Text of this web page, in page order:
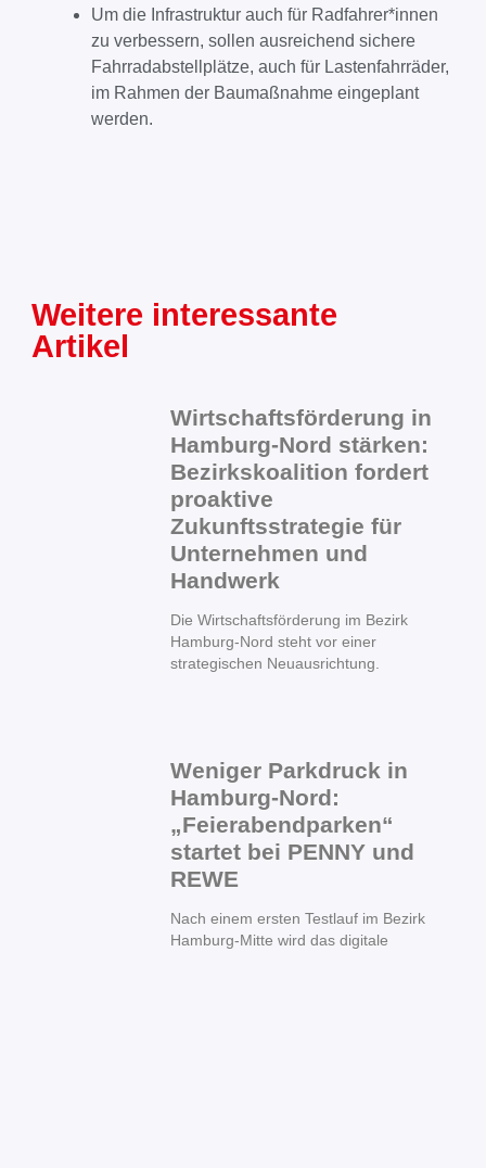
Um die Infrastruktur auch für Radfahrer*innen
zu verbessern, sollen ausreichend sichere
Fahrradabstellplätze, auch für Lastenfahrräder,
im Rahmen der Baumaßnahme eingeplant
werden.
Weitere interessante
Artikel
Wirtschaftsförderung in
Hamburg-Nord stärken:
Bezirkskoalition fordert
proaktive
Zukunftsstrategie für
Unternehmen und
Handwerk
Die Wirtschaftsförderung im Bezirk
Hamburg-Nord steht vor einer
strategischen Neuausrichtung.
Weniger Parkdruck in
Hamburg-Nord:
„Feierabendparken“
startet bei PENNY und
REWE
Nach einem ersten Testlauf im Bezirk
Hamburg-Mitte wird das digitale